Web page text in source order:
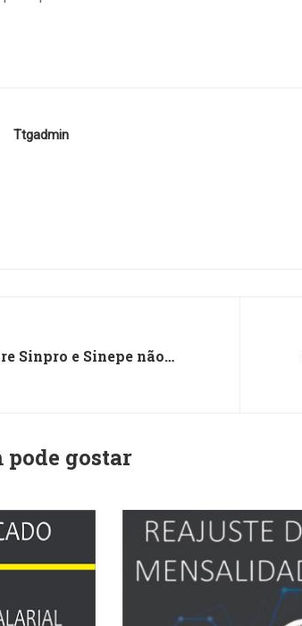
Ttgadmin
Sinpro e Sinepe não
pode gostar